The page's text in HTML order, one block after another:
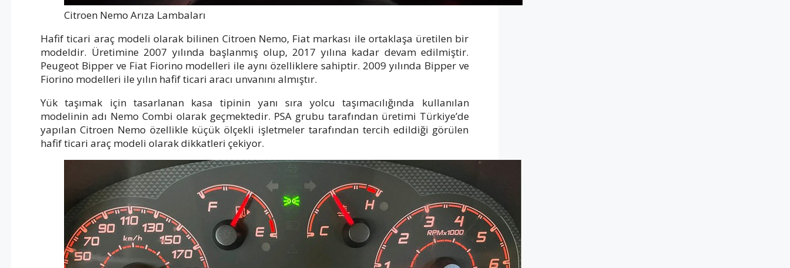
Citroen Nemo Arıza Lambaları
Hafif ticari araç modeli olarak bilinen Citroen Nemo, Fiat markası ile ortaklaşa üretilen bir
modeldir. Üretimine 2007 yılında başlanmış olup, 2017 yılına kadar devam edilmiştir.
Peugeot Bipper ve Fiat Fiorino modelleri ile aynı özelliklere sahiptir. 2009 yılında Bipper ve
Fiorino modelleri ile yılın hafif ticari aracı unvanını almıştır.
Yük taşımak için tasarlanan kasa tipinin yanı sıra yolcu taşımacılığında kullanılan
modelinin adı Nemo Combi olarak geçmektedir. PSA grubu tarafından üretimi Türkiye’de
yapılan Citroen Nemo özellikle küçük ölçekli işletmeler tarafından tercih edildiği görülen
hafif ticari araç modeli olarak dikkatleri çekiyor.